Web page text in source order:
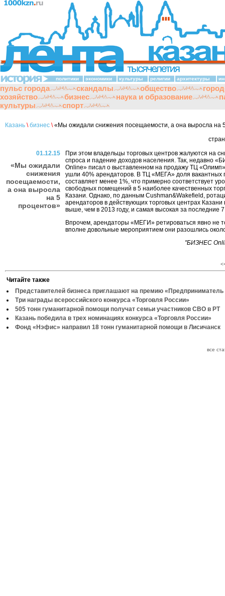
политики экономики культуры религии архитектуры
пульс города скандалы общество
хозяйство
бизнес наука и образование
культуры
спорт
Казань \ бизнес \«Мы ожидали снижения посещаемости, а она выросла на
01.12.15
«Мы ожидали
снижения
посещаемости,
а она выросла
на 5
процентов»
При этом владельцы торговых центров жалуются на
спроса и падение доходов населения. Так, недавно
Online» писал о выставленном на продажу ТЦ
ушли 40% арендаторов. В ТЦ «МЕГА» доля вакантных
составляет менее 1%, что примерно соответствует
свободных помещений в 5 наиболее качественных
Казани. Однако, по данным Cushman&Wakefield,
арендаторов в действующих торговых центрах Казани
выше, чем в 2013 году, и самая высокая за последние 7
Впрочем, арендаторы «МЕГИ» ретироваться явно не
вполне довольные мероприятием они разошлись
"БИЗНЕС
Читайте также
Представителей бизнеса приглашают на премию «Предприниматель
Три награды всероссийского конкурса «Торговля России»
505 тонн гуманитарной помощи получат семьи участников СВО в РТ
Казань победила в трех номинациях конкурса «Торговля России»
Фонд «Нэфис» направил 18 тонн гуманитарной помощи в Лисичанск
все